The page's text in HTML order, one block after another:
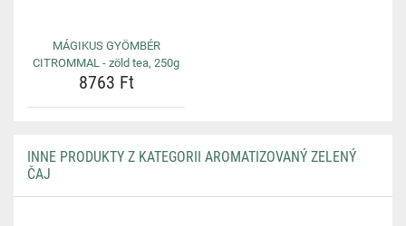
MÁGIKUS GYÖMBÉR
CITROMMAL - zöld tea, 250g
8763 Ft
INNE PRODUKTY Z KATEGORII AROMATIZOVANÝ ZELENÝ
ČAJ